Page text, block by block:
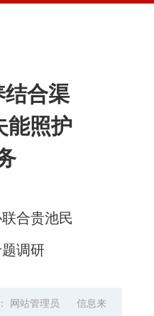
结合渠
能照护
合贵池民
调研
网站管理员
信息来